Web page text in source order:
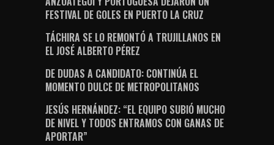
FESTIVAL DE GOLES EN PUERTO LA CRUZ
TÁCHIRA SE LO REMONTÓ A TRUJILLANOS EN
EL JOSÉ ALBERTO PÉREZ
DE DUDAS A CANDIDATO: CONTINÚA EL
MOMENTO DULCE DE METROPOLITANOS
JESÚS HERNÁNDEZ: “EL EQUIPO SUBIÓ MUCHO
DE NIVEL Y TODOS ENTRAMOS CON GANAS DE
APORTAR”